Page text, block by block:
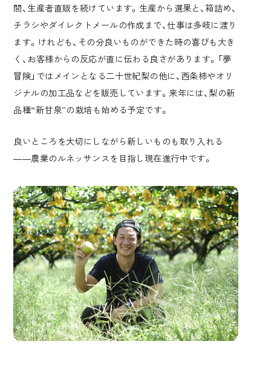
間、生産者直販を続けています。生産から選果と、箱詰め、
チラシやダイレクトメールの作成まで、仕事は多岐に渡り
ます。けれども、その分良いものができた時の喜びも大き
く、お客様からの反応が直に伝わる良さがあります。「夢
冒険」ではメインとなる二十世紀梨の他に、西条柿やオリ
ジナルの加工品などを販売しています。来年には、梨の新
品種“新甘泉”の栽培も始める予定です。
良いところを大切にしながら新しいものも取り入れる
――農業のルネッサンスを目指し現在進行中です。